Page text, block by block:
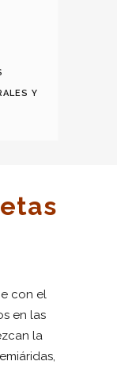
Y
con el
en las
la